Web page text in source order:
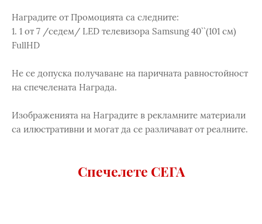
Наградите от Промоцията са следните:
1. 1 от 7 /седем/ LED телевизора Samsung 40``(101 см)
FullHD
Не се допуска получаване на паричната равностойност
на спечелената Награда.
Изображенията на Наградите в рекламните материали
са илюстративни и могат да се различават от реалните.
Спечелете СЕГА